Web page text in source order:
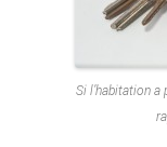
Si l’habitation a